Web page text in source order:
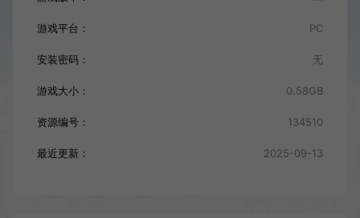
游戏平台： PC
安装密码： 无
游戏大小： 0.58GB
资源编号： 134510
最近更新： 2025-09-13